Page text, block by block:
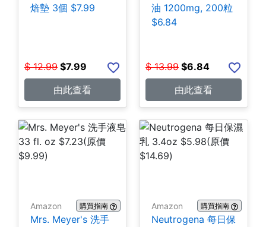
焙墊 3個 $7.99
$ 12.99 $7.99
由此查看
油 1200mg, 200粒
$6.84
$ 13.99 $6.84
由此查看
Amazon 購買指南
Mrs. Meyer's 洗手
Amazon 購買指南
Neutrogena 每日保